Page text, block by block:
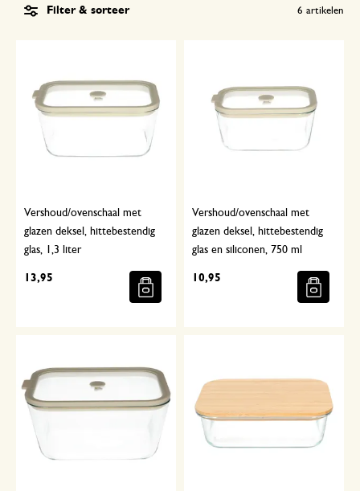
Filter & sorteer 6 artikelen
Vershoud/ovenschaal met
glazen deksel, hittebestendig
glas, 1,3 liter
13,95
Vershoud/ovenschaal met
glazen deksel, hittebestendig
glas en siliconen, 750 ml
10,95